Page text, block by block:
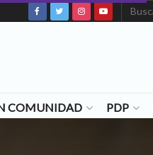
COMUNIDAD PDP